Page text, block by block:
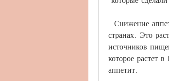
- Снижение
странах. Это
источников
которое растет
аппетит.